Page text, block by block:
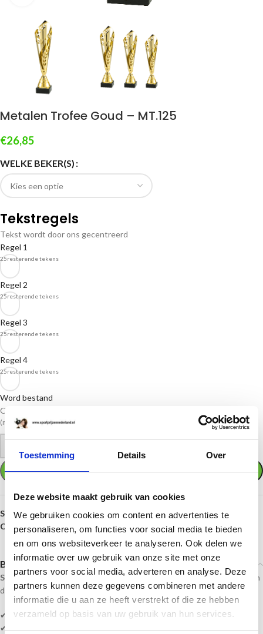
Toestemming Details Over
Deze website maakt gebruik van cookies
We gebruiken cookies om content en advertenties te
personaliseren, om functies voor social media te bieden
en om ons websiteverkeer te analyseren. Ook delen we
informatie over uw gebruik van onze site met onze
partners voor social media, adverteren en analyse. Deze
partners kunnen deze gegevens combineren met andere
informatie die u aan ze heeft verstrekt of die ze hebben
verzameld op basis van uw gebruik van hun services.
Metalen Trofee Goud – MT.125
€26,85
WELKE BEKER(S)
Tekstregels
Tekst wordt door ons gecentreerd
Regel 1
25resterende tekens
Regel 2
25resterende tekens
Regel 3
25resterende tekens
Regel 4
25resterende tekens
Word bestand
Of load een word-bestand op met uw tekst(en)
(max. bestandsgrootte 512 MB)
TOEVOEGEN AAN WINKELWAGEN
SKU:MT.125
Categorieën:Bekers en trofeeën, Gouden bekers,Grote bekers
Beschrijving
Sportprijzennederland.nllevert deze beker direct uit voorraad. En kan
daardoorsnel geleverdworden!
✔
Materiaal Metaal
✔ Hoogte beker is